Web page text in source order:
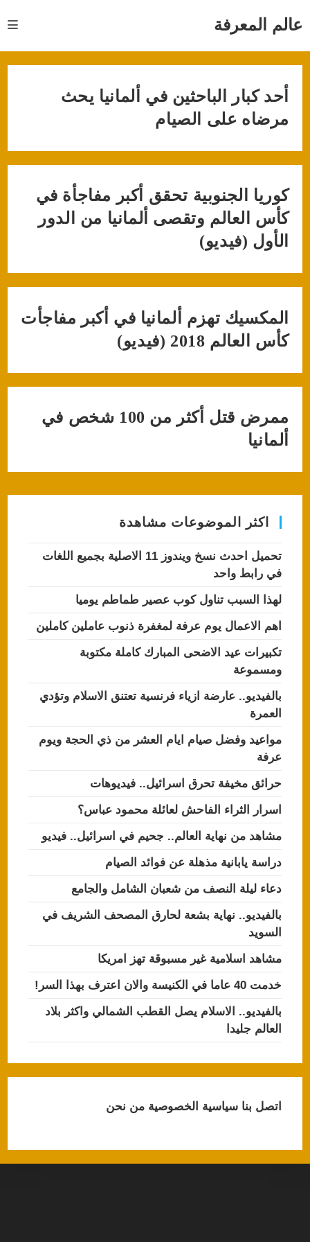
عالم المعرفة
أحد كبار الباحثين في ألمانيا يحث
مرضاه على الصيام
كوريا الجنوبية تحقق أكبر مفاجأة في
كأس العالم وتقصى ألمانيا من الدور
الأول (فيديو)
المكسيك تهزم ألمانيا في أكبر مفاجأت
كأس العالم 2018 (فيديو)
ممرض قتل أكثر من 100 شخص في
ألمانيا
اكثر الموضوعات مشاهدة
تحميل احدث نسخ ويندوز 11 الاصلية بجميع اللغات
في رابط واحد
لهذا السبب تناول كوب عصير طماطم يوميا
اهم الاعمال يوم عرفة لمغفرة ذنوب عاملين كاملين
تكبيرات عيد الاضحى المبارك كاملة مكتوبة
ومسموعة
بالفيديو.. عارضة ازياء فرنسية تعتنق الاسلام وتؤدي
العمرة
مواعيد وفضل صيام ايام العشر من ذي الحجة ويوم
عرفة
حرائق مخيفة تحرق اسرائيل.. فيديوهات
اسرار الثراء الفاحش لعائلة محمود عباس؟
مشاهد من نهاية العالم.. جحيم في اسرائيل.. فيديو
دراسة يابانية مذهلة عن فوائد الصيام
دعاء ليلة النصف من شعبان الشامل والجامع
بالفيديو.. نهاية بشعة لحارق المصحف الشريف في
السويد
مشاهد اسلامية غير مسبوقة تهز امريكا
خدمت 40 عاما في الكنيسة والان اعترف بهذا السر!
بالفيديو.. الاسلام يصل القطب الشمالي واكثر بلاد
العالم جليدا
اتصل بناسياسية الخصوصيةمن نحن